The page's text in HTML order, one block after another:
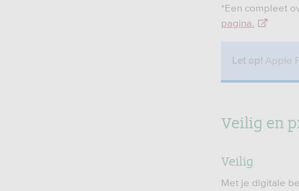
*Een compleet
pagina.
Let op! Apple
Veilig en
Veilig
Met je digitale